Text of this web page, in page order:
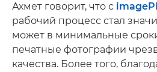
Ахмет говорит, что с
рабочий процесс стал
может в минимальные
печатные фотографии
качества. Более того,